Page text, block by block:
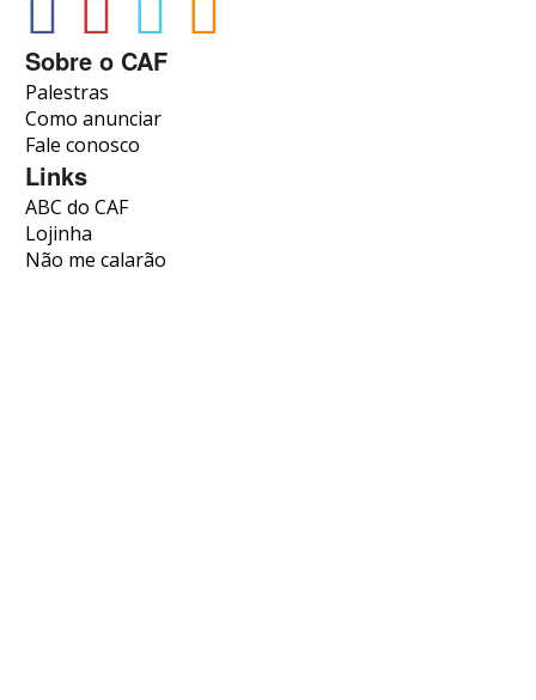
Sobre o CAF
Palestras
Como anunciar
Fale conosco
Links
ABC do CAF
Lojinha
Não me calarão